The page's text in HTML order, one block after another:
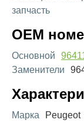
запчасть
OEM
Основной
Заменители
Марка
Peugeot